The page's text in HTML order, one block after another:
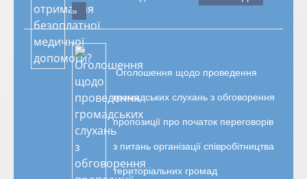
»
Оголошення щодо проведення
громадських слухань з обговорення
пропозиції про початок переговорів
з питань організації співробітництва
територіальних громад